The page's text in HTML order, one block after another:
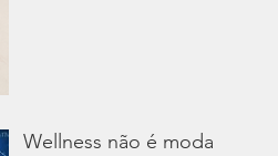
Wellness não é moda.